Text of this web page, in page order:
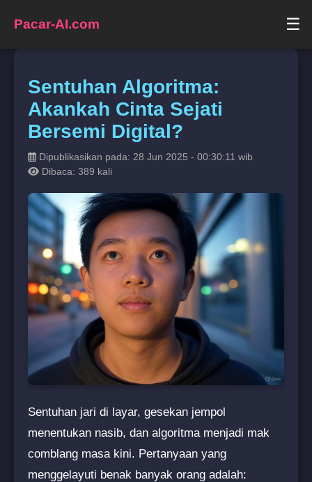
Pacar-AI.com ☰
Sentuhan Algoritma:
Akankah Cinta Sejati
Bersemi Digital?
Dipublikasikan pada: 28 Jun 2025 - 00:30:11 wib
Dibaca: 389 kali
Sentuhan jari di layar, gesekan jempol
menentukan nasib, dan algoritma menjadi mak
comblang masa kini. Pertanyaan yang
menggelayuti benak banyak orang adalah: